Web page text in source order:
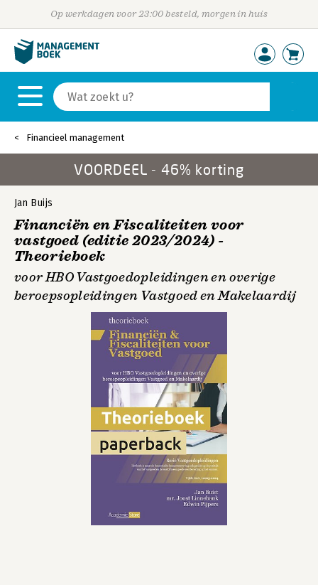
Op werkdagen voor 23:00 besteld, morgen in huis
Financieel management
VOORDEEL - 46% korting
Jan Buijs
Financiën en Fiscaliteiten voor
vastgoed (editie 2023/2024) -
Theorieboek
voor HBO Vastgoedopleidingen en overige
beroepsopleidingen Vastgoed en Makelaardij